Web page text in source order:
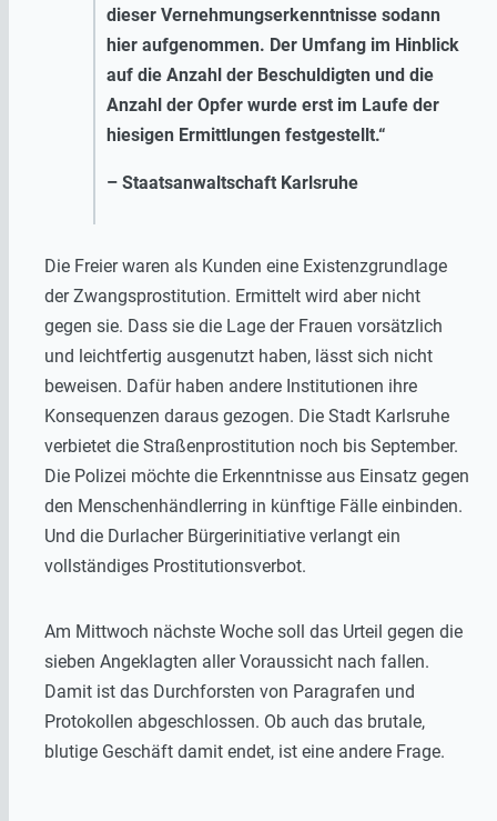
dieser Vernehmungserkenntnisse sodann
hier aufgenommen. Der Umfang im Hinblick
auf die Anzahl der Beschuldigten und die
Anzahl der Opfer wurde erst im Laufe der
hiesigen Ermittlungen festgestellt.“
– Staatsanwaltschaft Karlsruhe
Die Freier waren als Kunden eine Existenzgrundlage
der Zwangsprostitution. Ermittelt wird aber nicht
gegen sie. Dass sie die Lage der Frauen vorsätzlich
und leichtfertig ausgenutzt haben, lässt sich nicht
beweisen. Dafür haben andere Institutionen ihre
Konsequenzen daraus gezogen. Die Stadt Karlsruhe
verbietet die Straßenprostitution noch bis September.
Die Polizei möchte die Erkenntnisse aus Einsatz gegen
den Menschenhändlerring in künftige Fälle einbinden.
Und die Durlacher Bürgerinitiative verlangt ein
vollständiges Prostitutionsverbot.
Am Mittwoch nächste Woche soll das Urteil gegen die
sieben Angeklagten aller Voraussicht nach fallen.
Damit ist das Durchforsten von Paragrafen und
Protokollen abgeschlossen. Ob auch das brutale,
blutige Geschäft damit endet, ist eine andere Frage.